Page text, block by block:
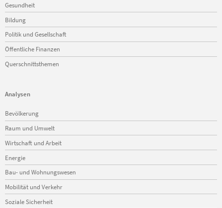
Gesundheit
Bildung
Politik und Gesellschaft
Öffentliche Finanzen
Querschnittsthemen
Analysen
Navigation
überspringen
Bevölkerung
Raum und Umwelt
Wirtschaft und Arbeit
Energie
Bau- und Wohnungswesen
Mobilität und Verkehr
Soziale Sicherheit